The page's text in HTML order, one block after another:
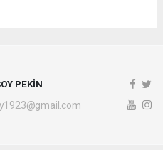
PEKİN